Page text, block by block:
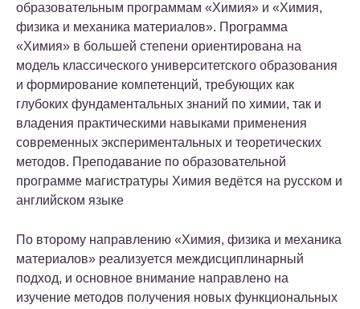
образовательным программам «Химия» и «Химия,
физика и механика материалов». Программа
«Химия» в большей степени ориентирована на
модель классического университетского образования
и формирование компетенций, требующих как
глубоких фундаментальных знаний по химии, так и
владения практическими навыками применения
современных экспериментальных и теоретических
методов. Преподавание по образовательной
программе магистратуры Химия ведётся на русском и
английском языке
По второму направлению «Химия, физика и механика
материалов» реализуется междисциплинарный
подход, и основное внимание направлено на
изучение методов получения новых функциональных